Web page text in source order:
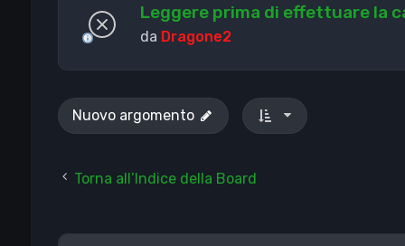
Leggere prima di effettuare la
da Dragone2
Nuovo argomento
Torna all’Indice della Board